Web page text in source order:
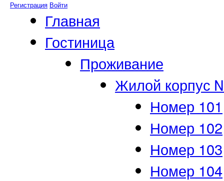
Регистрация Войти
Главная
Гостиница
Проживание
Жилой корпус
Номер 101
Номер 102
Номер 103
Номер 104